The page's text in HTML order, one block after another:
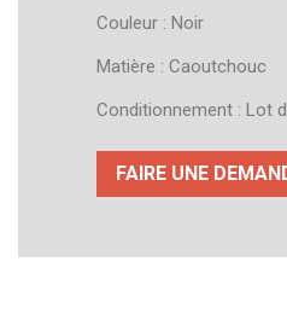
Couleur : Noir
Matière : Caoutchouc
Conditionnement : Lot
FAIRE UNE